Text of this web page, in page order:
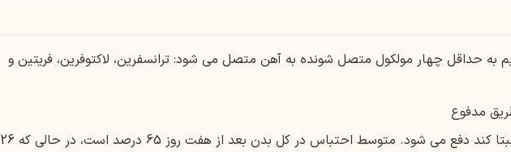
به حداقل چهار مولکول متصل شونده به آهن متصل می شود: ترانسفرین، لاکتوفرین، فریتین و
مدفوع
گالیم گا 67 از بدن نسبتا کند دفع می شود. متوسط احتباس در کل بدن بعد از هفت روز 65 درصد است، در حالی که 26